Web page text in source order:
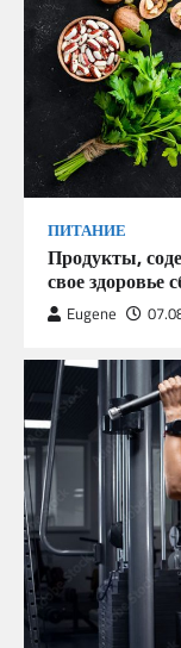
ПИТАНИЕ
Продукты,
свое
Eugene